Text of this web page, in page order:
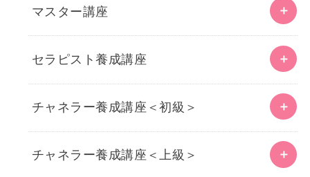
マスター講座
セラピスト養成講座
チャネラー養成講座＜初級＞
チャネラー養成講座＜上級＞